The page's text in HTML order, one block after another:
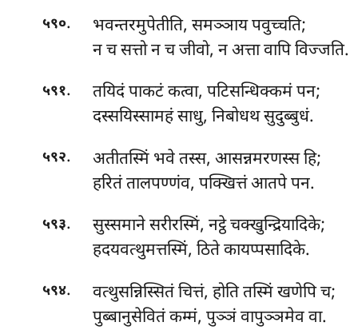
५९०.
भवन्तरमुपेतीति, समञ्ञाय पवुच्चति;
न च सत्तो न च जीवो, न अत्ता वापि विज्जति.
५९१.
तयिदं पाकटं कत्वा, पटिसन्धिक्कमं पन;
दस्सयिस्सामहं साधु, निबोधथ सुदुब्बुधं.
५९२. अतीतस्मिं भवे तस्स, आसन्नमरणस्स हि;
हरितं तालपण्णंव, पक्खित्तं आतपे पन.
५९३.
सुस्समाने सरीरस्मिं, नट्ठे चक्खुन्द्रियादिके;
हदयवत्थुमत्तस्मिं, ठिते कायप्पसादिके.
५९४.
वत्थुसन्निस्सितं चित्तं, होति तस्मिं खणेपि च;
पुब्बानुसेवितं कम्मं, पुञ्ञं वापुञ्ञमेव वा.